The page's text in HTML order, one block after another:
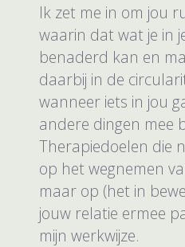
Ik zet me in om jou
waarin dat wat je in
benaderd kan en
daarbij in de
wanneer iets in jou
andere dingen mee
Therapiedoelen die
op het wegnemen
maar op (het in
jouw relatie ermee
mijn werkwijze.